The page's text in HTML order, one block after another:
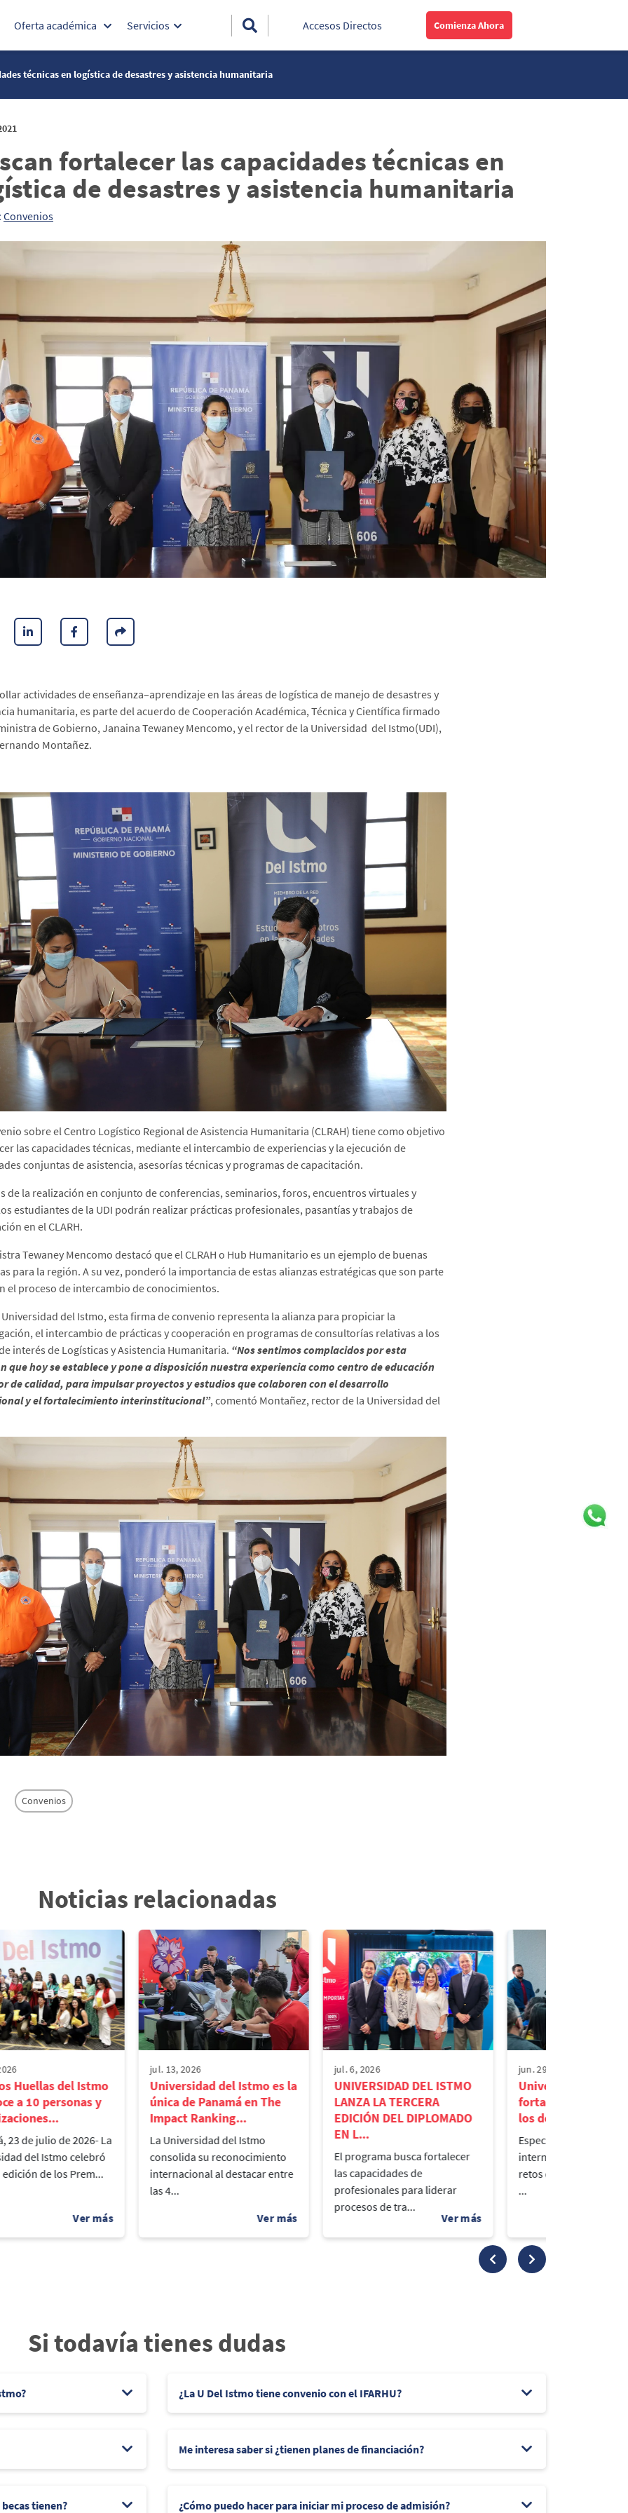
Oferta académica Servicios Accesos Directos Comienza Ahora
técnicas en logística de desastres y asistencia humanitaria
fortalecer las capacidades técnicas en
de desastres y asistencia humanitaria
Convenios
actividades de enseñanza–aprendizaje en las áreas de logística de manejo de desastres y
humanitaria, es parte del acuerdo de Cooperación Académica, Técnica y Científica firmado
de Gobierno, Janaina Tewaney Mencomo, y el rector de la Universidad del Istmo(UDI),
Montañez.
sobre el Centro Logístico Regional de Asistencia Humanitaria (CLRAH) tiene como objetivo
las capacidades técnicas, mediante el intercambio de experiencias y la ejecución de
conjuntas de asistencia, asesorías técnicas y programas de capacitación.
de la realización en conjunto de conferencias, seminarios, foros, encuentros virtuales y
estudiantes de la UDI podrán realizar prácticas profesionales, pasantías y trabajos de
en el CLARH.
Tewaney Mencomo destacó que el CLRAH o Hub Humanitario es un ejemplo de buenas
para la región. A su vez, ponderó la importancia de estas alianzas estratégicas que son parte
el proceso de intercambio de conocimientos.
Universidad del Istmo, esta firma de convenio representa la alianza para propiciar la
el intercambio de prácticas y cooperación en programas de consultorías relativas a los
interés de Logísticas y Asistencia Humanitaria. “Nos sentimos complacidos por esta
que hoy se establece y pone a disposición nuestra experiencia como centro de educación
de calidad, para impulsar proyectos y estudios que colaboren con el desarrollo
y el fortalecimiento interinstitucional”, comentó Montañez, rector de la Universidad del
Convenios
Noticias relacionadas
Huellas del Istmo
a 10 personas y
23 de julio de 2026- La
del Istmo celebró
edición de los Prem...
jul. 13, 2026
Universidad del Istmo es la
única de Panamá en The
Impact Ranking...
La Universidad del Istmo
consolida su reconocimiento
internacional al destacar entre
las 4...
jul. 6, 2026
UNIVERSIDAD DEL ISTMO
LANZA LA TERCERA
EDICIÓN DEL DIPLOMADO
EN L...
El programa busca fortalecer
las capacidades de
profesionales para liderar
procesos de tra...
jun. 29, 2026
Universidad Del
fortalece el debate
los desafíos cont...
Especialistas
internacionales
retos que hoy enfrenta
...
Si todavía tienes dudas
tienen?
¿La U Del Istmo tiene convenio con el IFARHU?
Me interesa saber si ¿tienen planes de financiación?
¿Cómo puedo hacer para iniciar mi proceso de admisión?